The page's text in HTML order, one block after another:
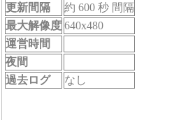
更新間隔
約 600 秒 間隔
最大解像度 640x480
運営時間
夜間
過去ログ
なし